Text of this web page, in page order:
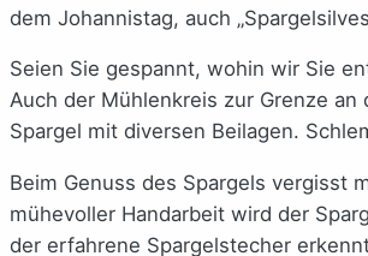
dem Johannistag, auch
Seien Sie gespannt, wohin wir Sie
Auch der Mühlenkreis zur Grenze
Spargel mit diversen Beilagen.
Beim Genuss des Spargels vergisst
mühevoller Handarbeit wird der
der erfahrene Spargelstecher